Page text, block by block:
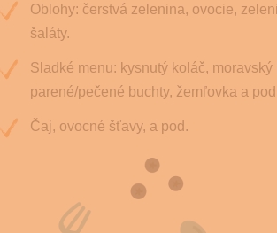
Oblohy: čerstvá zelenina, ovocie,
šaláty.
Sladké menu: kysnutý koláč, moravský
parené/pečené buchty, žemľovka a
Čaj, ovocné šťavy, a pod.